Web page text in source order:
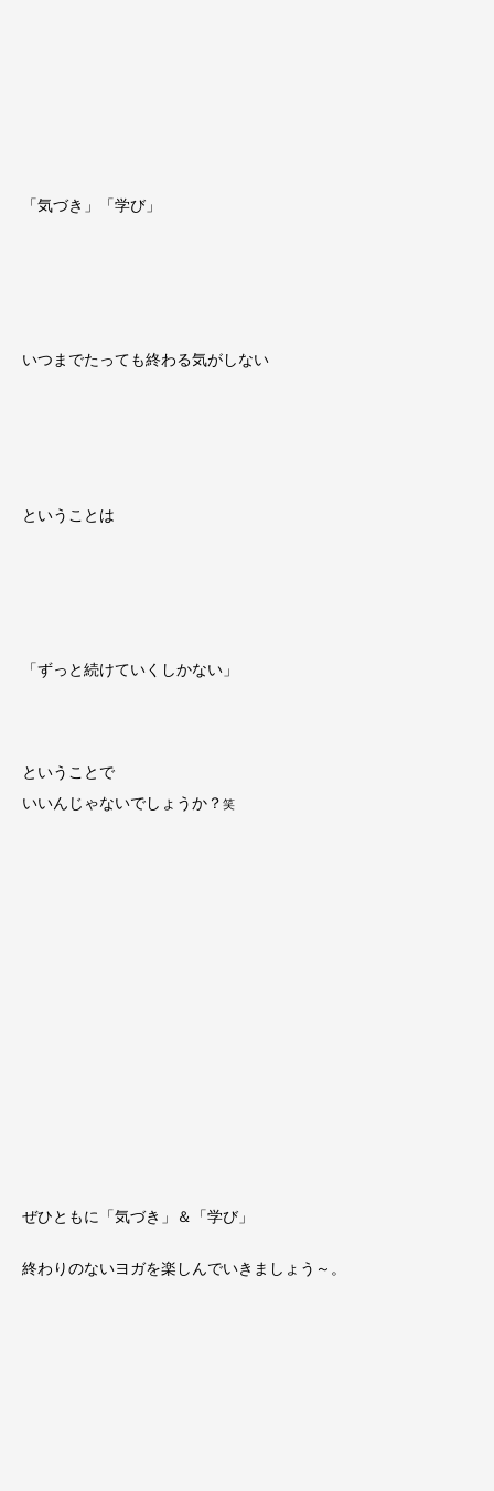
「気づき」「学び」
いつまでたっても終わる気がしない
ということは
「ずっと続けていくしかない」
ということで
いいんじゃないでしょうか？ 笑
ぜひともに「気づき」＆「学び」
終わりのないヨガを楽しんでいきましょう～。